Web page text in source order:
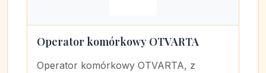
Operator komórkowy OTVARTA
Operator komórkowy OTVARTA, z